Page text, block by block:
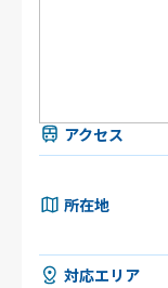
アクセス
所在地
対応エリア